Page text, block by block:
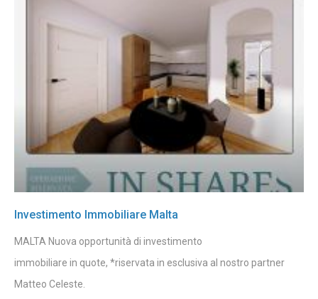
Investimento Immobiliare Malta
MALTA Nuova opportunità di investimento
immobiliare in quote, *riservata in esclusiva al nostro partner
Matteo Celeste.